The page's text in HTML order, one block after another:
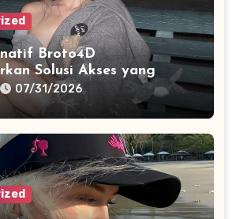
Broto4D
Solusi Akses yang
Perangkat Digital
07/31/2026